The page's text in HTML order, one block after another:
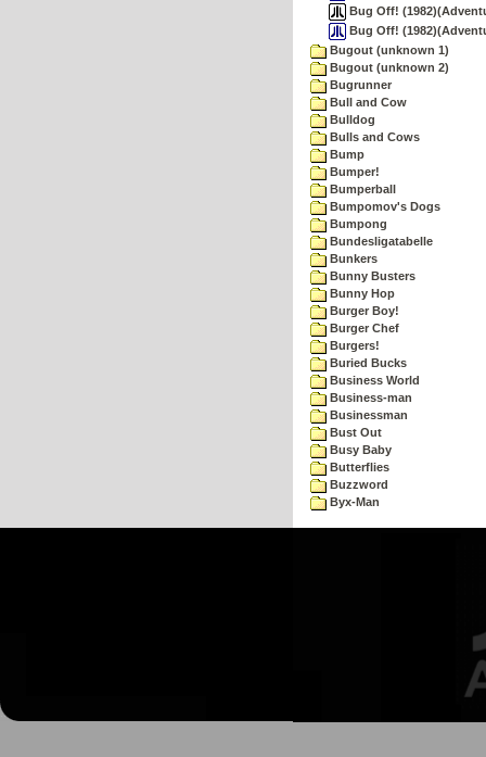
Bug Off!
Bug Off!
Bugout (unknown 1)
Bugout (unknown 2)
Bugrunner
Bull and Cow
Bulldog
Bulls and Cows
Bump
Bumper!
Bumperball
Bumpomov's Dogs
Bumpong
Bundesligatabelle
Bunkers
Bunny Busters
Bunny Hop
Burger Boy!
Burger Chef
Burgers!
Buried Bucks
Business World
Business-man
Businessman
Bust Out
Busy Baby
Butterflies
Buzzword
Byx-Man